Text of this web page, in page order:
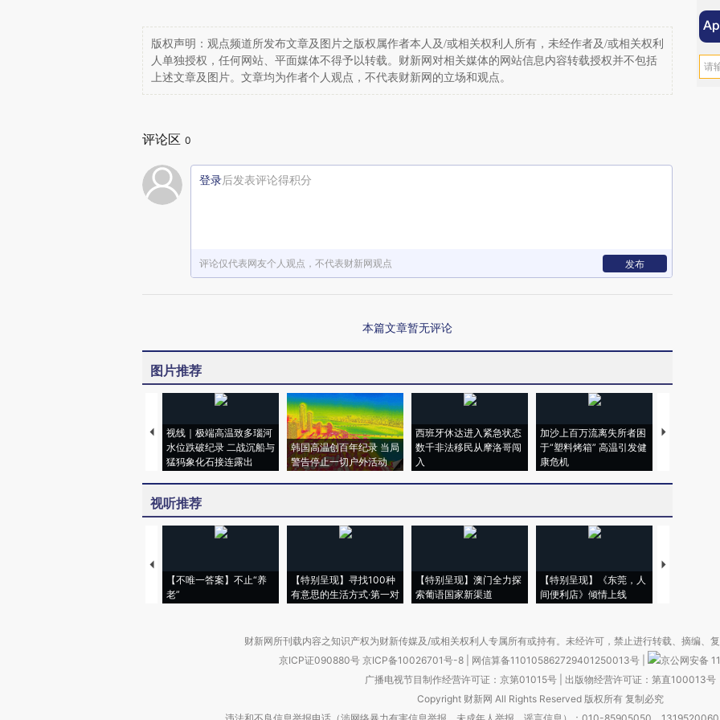
版权声明：观点频道所发布文章及图片之版权属作者本人及/或相关权利人所有，未经作者及/或相关权利
人单独授权，任何网站、平面媒体不得予以转载。财新网对相关媒体的网站信息内容转载授权并不包括
上述文章及图片。文章均为作者个人观点，不代表财新网的立场和观点。
评论区 0
登录后发表评论得积分
评论仅代表网友个人观点，不代表财新网观点 发布
本篇文章暂无评论
图片推荐
视线｜极端高温致多瑙河
水位跌破纪录 二战沉船与
猛犸象化石接连露出
韩国高温创百年纪录 当局
警告停止一切户外活动
西班牙休达进入紧急状态
数千非法移民从摩洛哥闯
入
加沙上百万流离失所者困
于“塑料烤箱” 高温引发健
康危机
视线｜
视听推荐
【不唯一答案】不止“养
老”
【特别呈现】寻找100种
有意思的生活方式·第一对
【特别呈现】澳门全力探
索葡语国家新渠道
【特别呈现】《东莞，人
间便利店》倾情上线
【推广】走
财新网所刊载内容之知识产权为财新传媒及/或相关权利人专属所有或持有。未经许可，禁止进行转载、摘编、
京ICP证090880号 京ICP备10026701号-8 网信算备110105862729401250013号
京公网安备
广播电视节目制作经营许可证：京第01015号| 出版物经营许可证：第直100013号
Copyright 财新网 All Rights Reserved 版权所有 复制必究